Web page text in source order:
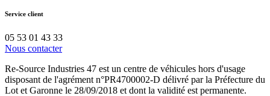
Service client
05 53 01 43 33
Nous contacter
Re-Source Industries 47 est un centre de véhicules hors d'usage
disposant de l'agrément n°PR4700002-D délivré par la Préfecture du
Lot et Garonne le 28/09/2018 et dont la validité est permanente.